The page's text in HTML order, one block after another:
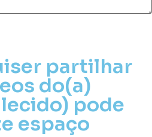
partilhar
do(a)
pode
espaço